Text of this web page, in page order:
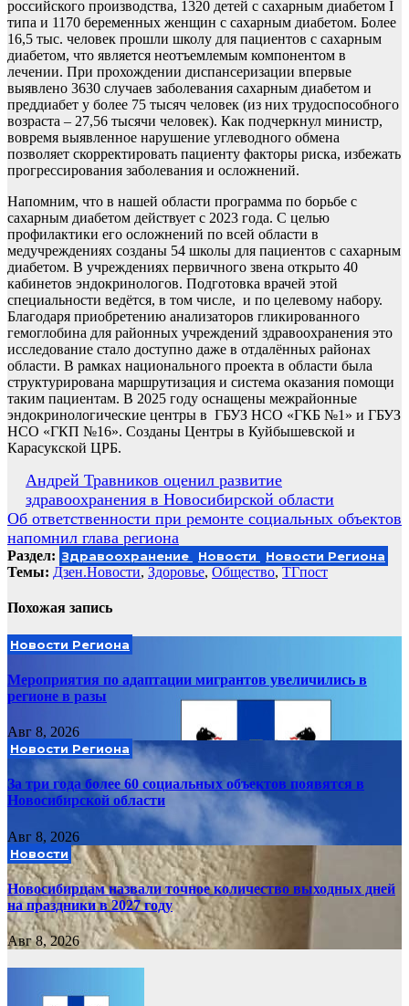
российского производства, 1320 детей с сахарным диабетом I
типа и 1170 беременных женщин с сахарным диабетом. Более
16,5 тыс. человек прошли школу для пациентов с сахарным
диабетом, что является неотъемлемым компонентом в
лечении. При прохождении диспансеризации впервые
выявлено 3630 случаев заболевания сахарным диабетом и
преддиабет у более 75 тысяч человек (из них трудоспособного
возраста – 27,56 тысячи человек). Как подчеркнул министр,
вовремя выявленное нарушение углеводного обмена
позволяет скорректировать пациенту факторы риска, избежать
прогрессирования заболевания и осложнений.
Напомним, что в нашей области программа по борьбе с
сахарным диабетом действует с 2023 года. С целью
профилактики его осложнений по всей области в
медучреждениях созданы 54 школы для пациентов с сахарным
диабетом. В учреждениях первичного звена открыто 40
кабинетов эндокринологов. Подготовка врачей этой
специальности ведётся, в том числе, и по целевому набору.
Благодаря приобретению анализаторов гликированного
гемоглобина для районных учреждений здравоохранения это
исследование стало доступно даже в отдалённых районах
области. В рамках национального проекта в области была
структурирована маршрутизация и система оказания помощи
таким пациентам. В 2025 году оснащены межрайонные
эндокринологические центры в ГБУЗ НСО «ГКБ №1» и ГБУЗ
НСО «ГКП №16». Созданы Центры в Куйбышевской и
Карасукской ЦРБ.
Навигация
по
записям
Андрей Травников оценил развитие
здравоохранения в Новосибирской области
Об ответственности при ремонте социальных объектов
напомнил глава региона
Раздел: Здравоохранение Новости Новости Региона
Темы: Дзен.Новости, Здоровье, Общество, ТГпост
Похожая запись
Новости Региона
Мероприятия по адаптации мигрантов увеличились в
регионе в разы
Авг 8, 2026
Новости Региона
За три года более 60 социальных объектов появятся в
Новосибирской области
Авг 8, 2026
Новости
Новосибирцам назвали точное количество выходных дней
на праздники в 2027 году
Авг 8, 2026